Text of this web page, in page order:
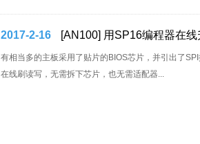
2017-2-16 [AN100] 用SP16编程器在
有相当多的主板采用了贴片的BIOS芯片，并引出了
在线刷读写，无需拆下芯片，也无需适配器...